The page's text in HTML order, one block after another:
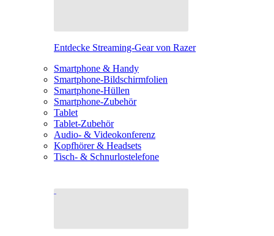
Entdecke Streaming-Gear von Razer
Smartphone & Handy
Smartphone-Bildschirmfolien
Smartphone-Hüllen
Smartphone-Zubehör
Tablet
Tablet-Zubehör
Audio- & Videokonferenz
Kopfhörer & Headsets
Tisch- & Schnurlostelefone